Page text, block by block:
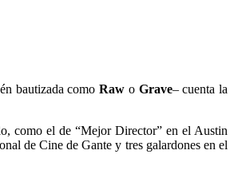
bautizada como Raw o Grave– cuenta la
como el de “Mejor Director” en el Austin
de Cine de Gante y tres galardones en el